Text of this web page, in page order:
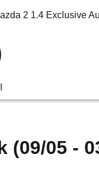
2 1.4 Exclusive
(09/05 -